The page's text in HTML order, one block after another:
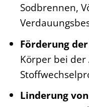
Sodbrennen,
Förderung
Körper bei der
Linderung